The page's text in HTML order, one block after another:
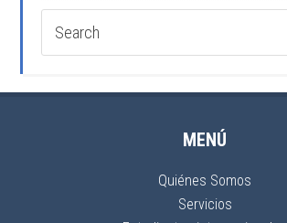
MENÚ
Quiénes Somos
Servicios